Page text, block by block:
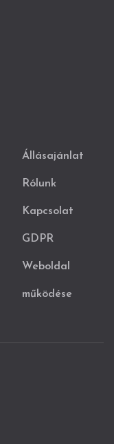
Állásajánlat
Rólunk
Kapcsolat
GDPR
Weboldal
működése